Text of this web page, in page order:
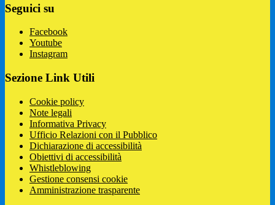
Seguici su
Facebook
Youtube
Instagram
Sezione Link Utili
Cookie policy
Note legali
Informativa Privacy
Ufficio Relazioni con il Pubblico
Dichiarazione di accessibilità
Obiettivi di accessibilità
Whistleblowing
Gestione consensi cookie
Amministrazione trasparente